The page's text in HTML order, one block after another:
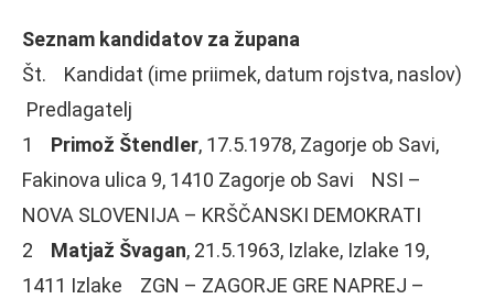
Seznam kandidatov za župana
Št. Kandidat (ime priimek, datum rojstva, naslov)
Predlagatelj
1 Primož Štendler, 17.5.1978, Zagorje ob Savi,
Fakinova ulica 9, 1410 Zagorje ob Savi NSI –
NOVA SLOVENIJA – KRŠČANSKI DEMOKRATI
2
Matjaž Švagan, 21.5.1963, Izlake, Izlake 19,
1411 Izlake ZGN – ZAGORJE GRE NAPREJ –